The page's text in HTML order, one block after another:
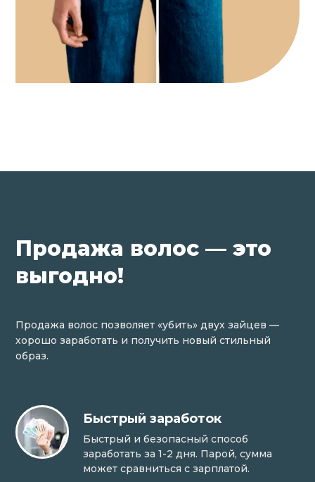
Продажа волос — это
выгодно!
Продажа волос позволяет «убить» двух зайцев —
хорошо заработать и получить новый стильный
образ.
Быстрый заработок
Быстрый и безопасный способ
заработать за 1-2 дня. Парой, сумма
может сравниться с зарплатой.